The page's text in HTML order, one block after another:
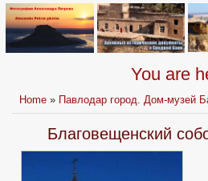
You are
Home » Павлодар город. Дом-музей
Благовещенский